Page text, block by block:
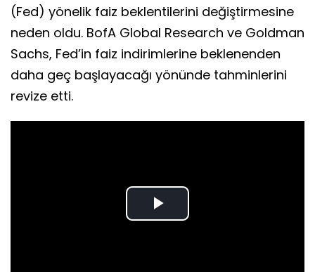
(Fed) yönelik faiz beklentilerini değiştirmesine
neden oldu. BofA Global Research ve Goldman
Sachs, Fed’in faiz indirimlerine beklenenden
daha geç başlayacağı yönünde tahminlerini
revize etti.
Play